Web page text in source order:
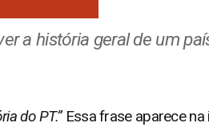
a história geral de um
do PT.”Essa frase aparece